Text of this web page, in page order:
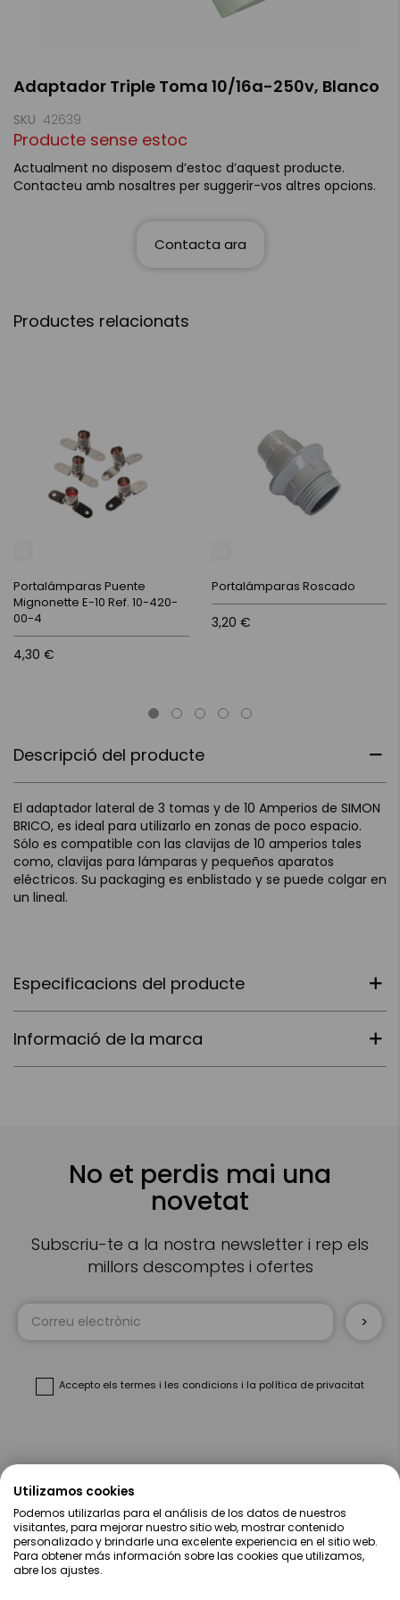
Adaptador Triple Toma 10/16a-250v, Blanco
SKU 42639
Producte sense estoc
Actualment no disposem d’estoc d’aquest producte.
Contacteu amb nosaltres per suggerir-vos altres opcions.
Contacta ara
to
beginning
of
the
images
gallery
Descripció del producte
El adaptador lateral de 3 tomas y de 10 Amperios de SIMON
BRICO, es ideal para utilizarlo en zonas de poco espacio.
Sólo es compatible con las clavijas de 10 amperios tales
como, clavijas para lámparas y pequeños aparatos
eléctricos. Su packaging es enblistado y se puede colgar en
un lineal.
Especificacions del producte
Informació de la marca
Productes relacionats
Portalámparas Puente
Mignonette E-10 Ref. 10-420-
00-4
4,30 €
Portalámparas Roscado
3,20 €
No et perdis mai una
novetat
Subscriu-te a la nostra newsletter i rep els
millors descomptes i ofertes
Sign
Accepto els termes i les condicions i la política de privacitat
Sobre Nosaltres
Ajuda
Compres
Utilizamos cookies
Podemos utilizarlas para el análisis de los datos de nuestros
visitantes, para mejorar nuestro sitio web, mostrar contenido
personalizado y brindarle una excelente experiencia en el sitio web.
Para obtener más información sobre las cookies que utilizamos,
abre los ajustes.